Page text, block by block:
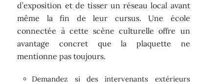
d’exposition et de tisser un réseau local avant
même la fin de leur cursus. Une école
connectée à cette scène culturelle offre un
avantage concret que la plaquette ne
mentionne pas toujours.
Demandez si des intervenants extérieurs